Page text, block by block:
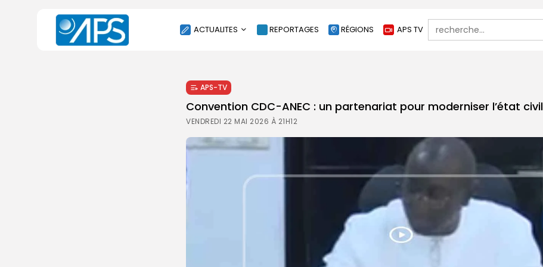
ACTUALITES
SOCIÉTÉ
ÉCONOMIE
CULTURE
SPORT
INTERNATIONAL
REPORTAGES RÉGIONS APS TV
Search
for:
APS-TV
Convention CDC-ANEC : un partenariat pour moderniser l’état civil
VENDREDI 22 MAI 2026 À 21H12